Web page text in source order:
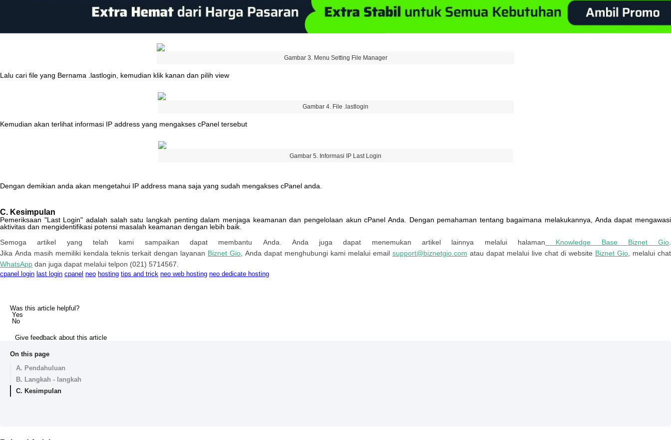
Gambar 3. Menu Setting File Manager
Lalu cari file yang Bernama lastlogin kemudian klik kanan dan pilih view
Gambar 4. File . lastlogin
Kemudian akan terlihat informasi IP address yang mengakses cPanel tersebut
Gambar 5 Informasi IP Last Login
Dengan demikian anda akan mengetahui IP address mana saja yang sudah mengakses cPanel anda
C. Kesimpulan
Pemeriksaan "Last Login" adalah salah satu langkah penting dalam menjaga keamanan dan pengelolaan akun cPanel Anda Dengan pemahaman tentang bagaimana melakukannya Anda dapat mengawasi
aktivitas dan mengidentifikasi potensi masalah keamanan dengan lebih baik
Semoga
artikel yang telah kami sampaikan dapat membantu Anda Anda juga dapat menemukan artikel lainnya melalui halaman Knowledge Base Biznet Gio
Jika Anda masih memiliki kendala teknis terkait dengan layanan Biznet Gio Anda dapat menghubungi kami melalui email support@biznetgio. com atau dapat melalui live chat di website Biznet Gio melalui chat
WhatsApp dan juga dapat melalui telpon (021) 5714567
cpanel login last login cpanel neo hosting tips and trick neo web hosting neo dedicate hosting
Was this article helpful?
Yes
No
Give feedback about this article
On this page
A. Pendahuluan
B. Langkah - langkah
C. Kesimpulan